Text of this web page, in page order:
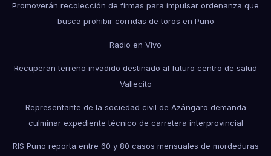
Promoverán recolección de firmas para impulsar ordenanza que
busca prohibir corridas de toros en Puno
Radio en Vivo
Recuperan terreno invadido destinado al futuro centro de salud
Vallecito
Representante de la sociedad civil de Azángaro demanda
culminar expediente técnico de carretera interprovincial
RIS Puno reporta entre 60 y 80 casos mensuales de mordeduras